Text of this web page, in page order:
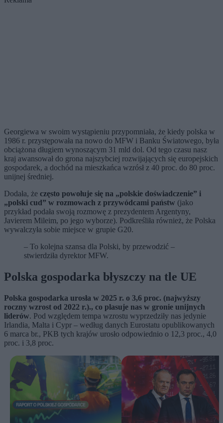
Georgiewa w swoim wystąpieniu przypomniała, że kiedy polska w
1986 r. przystępowała na nowo do MFW i Banku Światowego, była
obciążona długiem wynoszącym 31 mld dol. Od tego czasu nasz
kraj awansował do grona najszybciej rozwijających się europejskich
gospodarek, a dochód na mieszkańca wzrósł z 40 proc. do 80 proc.
unijnej średniej.
Dodała, że często powołuje się na „polskie doświadczenie” i
„polski cud” w rozmowach z przywódcami państw (jako
przykład podała swoją rozmowę z prezydentem Argentyny,
Javierem Mileim, po jego wyborze). Podkreśliła również, że Polska
wywalczyła sobie miejsce w grupie G20.
– To kolejna szansa dla Polski, by przewodzić –
stwierdziła dyrektor MFW.
Polska gospodarka błyszczy na tle UE
Polska gospodarka urosła w 2025 r. o 3,6 proc. (najwyższy
roczny wzrost od 2022 r.)., co plasuje nas w gronie unijnych
liderów. Pod względem tempa wzrostu wyprzedziły nas jedynie
Irlandia, Malta i Cypr – według danych Eurostatu opublikowanych
6 marca br., PKB tych krajów urosło odpowiednio o 12,3 proc., 4,0
proc. i 3,8 proc.